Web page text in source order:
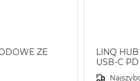
ZE
LINQ
USB-C